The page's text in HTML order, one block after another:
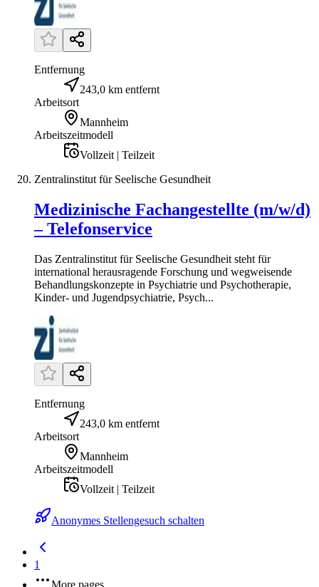
Entfernung
243,0 km entfernt
Arbeitsort
Mannheim
Arbeitszeitmodell
Vollzeit | Teilzeit
Zentralinstitut für Seelische Gesundheit
Medizinische Fachangestellte (m/w/d)
– Telefonservice
Das Zentralinstitut für Seelische Gesundheit steht für
international herausragende Forschung und wegweisende
Behandlungskonzepte in Psychiatrie und Psychotherapie,
Kinder- und Jugendpsychiatrie, Psych...
Entfernung
243,0 km entfernt
Arbeitsort
Mannheim
Arbeitszeitmodell
Vollzeit | Teilzeit
Anonymes Stellengesuch schalten
1